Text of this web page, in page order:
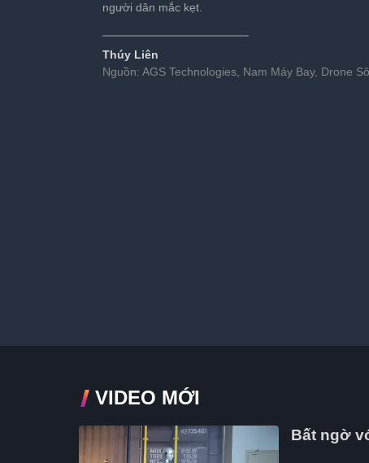
người dân mắc kẹt.
Thúy Liên
Nguồn: AGS Technologies, Nam Máy Bay, Drone
VIDEO MỚI
Bất ngờ